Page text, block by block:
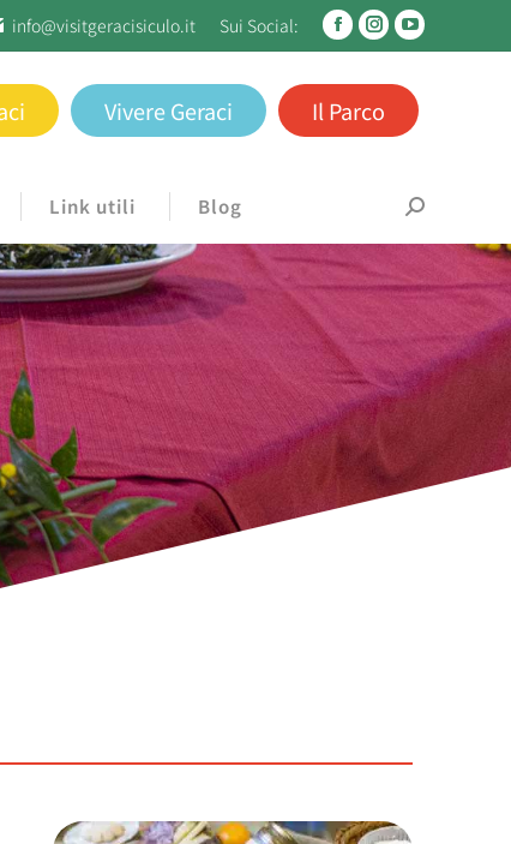
info@visitgeracisiculo.it Sui Social:
Vivere Geraci Il Parco
Link utili Blog